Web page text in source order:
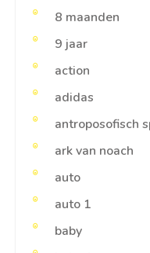
8 maanden
9 jaar
action
adidas
antroposofisch
ark van noach
auto
auto 1
baby